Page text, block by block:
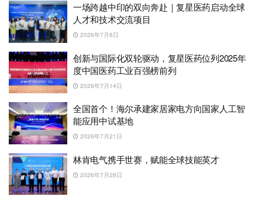
一场跨越中印的双向奔赴｜复星医药启动全球
人才和技术交流项目
2026年7月8日
创新与国际化双轮驱动，复星医药位列2025年
度中国医药工业百强榜前列
2026年7月14日
全国首个！海尔承建家居家电方向国家人工智
能应用中试基地
2026年7月21日
林肯电气携手世赛，赋能全球技能英才
2026年7月28日